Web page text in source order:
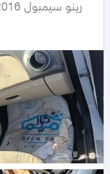
رينو سيمبول 2016 تشليح قطع غيار تشليح الحائر